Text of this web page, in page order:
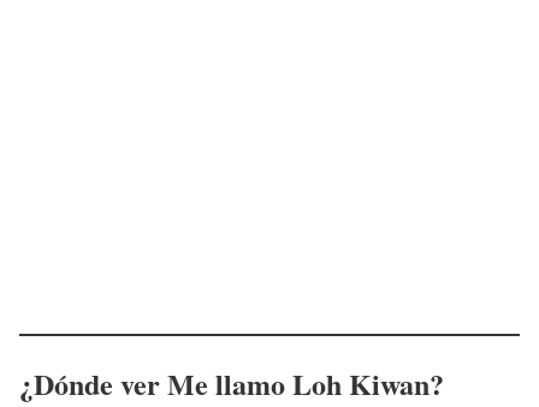
¿Dónde verMe llamo Loh Kiwan?